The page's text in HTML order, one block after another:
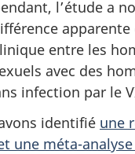
l’étude a
apparente
entre les
avec des
infection par le
identifié une
une méta-